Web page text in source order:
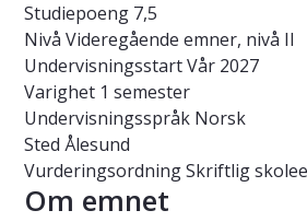
Studiepoeng 7,5
Nivå Videregående emner, nivå II
UndervisningsstartVår 2027
Varighet 1 semester
Undervisningsspråk Norsk
Sted Ålesund
VurderingsordningSkriftlig
Om emnet